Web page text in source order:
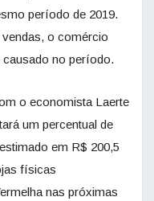
período de 2019.
o comércio
causado no período.
o economista Laerte
um percentual de
em R$ 200,5
físicas
nas próximas